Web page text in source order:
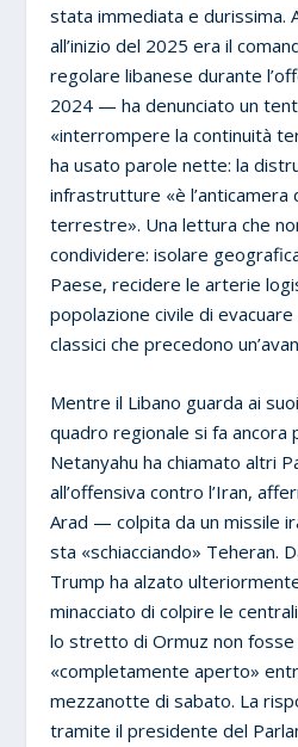
stata immediata e durissima.
all’inizio del 2025 era il
regolare libanese durante
2024 — ha denunciato un
«interrompere la continuità
ha usato parole nette: la
infrastrutture «è l’anticamera
terrestre». Una lettura che
condividere: isolare
Paese, recidere le arterie
popolazione civile di
classici che precedono
Mentre il Libano guarda ai
quadro regionale si fa ancora
Netanyahu ha chiamato altri
all’offensiva contro l’Iran,
Arad — colpita da un missile
sta «schiacciando» Teheran.
Trump ha alzato
minacciato di colpire le
lo stretto di Ormuz non
«completamente aperto»
mezzanotte di sabato. La
tramite il presidente del